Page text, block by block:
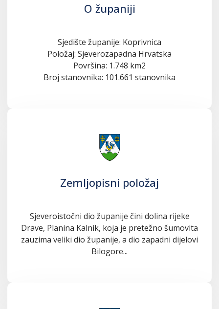
O županiji
Sjedište županije: Koprivnica
Položaj: Sjeverozapadna Hrvatska
Površina: 1.748 km2
Broj stanovnika: 101.661 stanovnika
Zemljopisni položaj
Sjeveroistočni dio županije čini dolina rijeke
Drave, Planina Kalnik, koja je pretežno šumovita
zauzima veliki dio županije, a dio zapadni dijelovi
Bilogore...